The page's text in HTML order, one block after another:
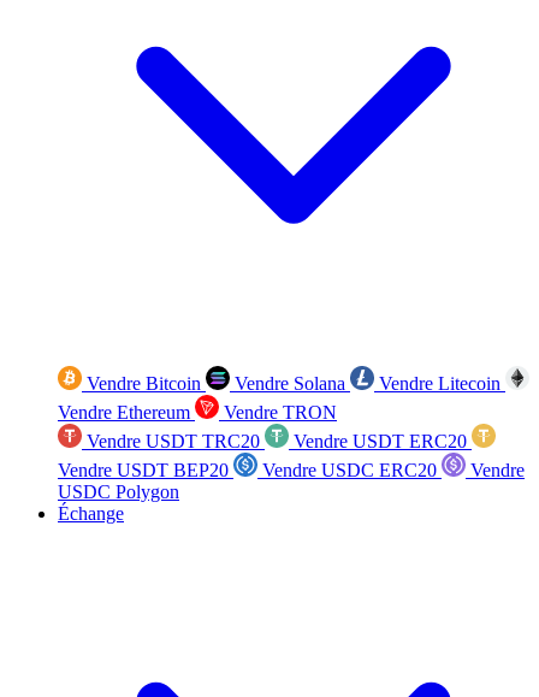
Vendre Bitcoin Vendre Solana
Vendre Litecoin
Vendre Ethereum
Vendre TRON
Vendre USDT TRC20
Vendre USDT ERC20
Vendre USDT BEP20
Vendre USDC ERC20
Vendre
USDC Polygon
Échange